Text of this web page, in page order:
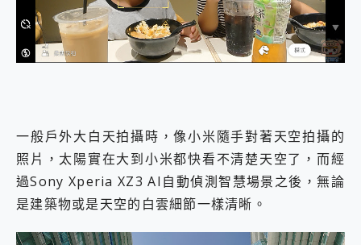
一般戶外大白天拍攝時，像小米隨手對著天空拍攝的
照片，太陽實在大到小米都快看不清楚天空了，而經
過Sony Xperia XZ3 AI自動偵測智慧場景之後，無論
是建築物或是天空的白雲細節一樣清晰。